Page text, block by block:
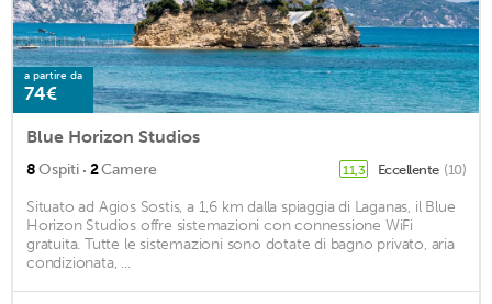
a partire da
74€
Blue Horizon Studios
8Ospiti · 2Camere 11,3 Eccellente (10)
Situato ad Agios Sostis, a 1,6 km dalla spiaggia di Laganas, il Blue
Horizon Studios offre sistemazioni con connessione WiFi
gratuita. Tutte le sistemazioni sono dotate di bagno privato, aria
condizionata, ...